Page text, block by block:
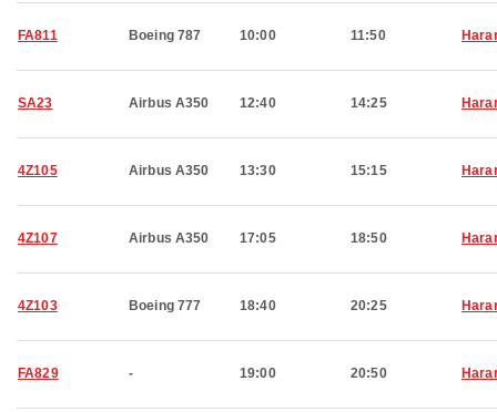
FA811 Boeing 787 10:00 11:50
SA23 Airbus A350 12:40 14:25
4Z105 Airbus A350 13:30 15:15
4Z107 Airbus A350 17:05 18:50
4Z103 Boeing 777 18:40 20:25
FA829 - 19:00 20:50